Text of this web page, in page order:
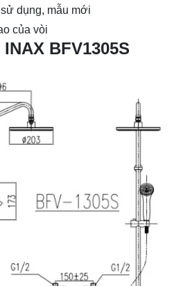
dụng, mẫu mới
của vòi
BFV1305S